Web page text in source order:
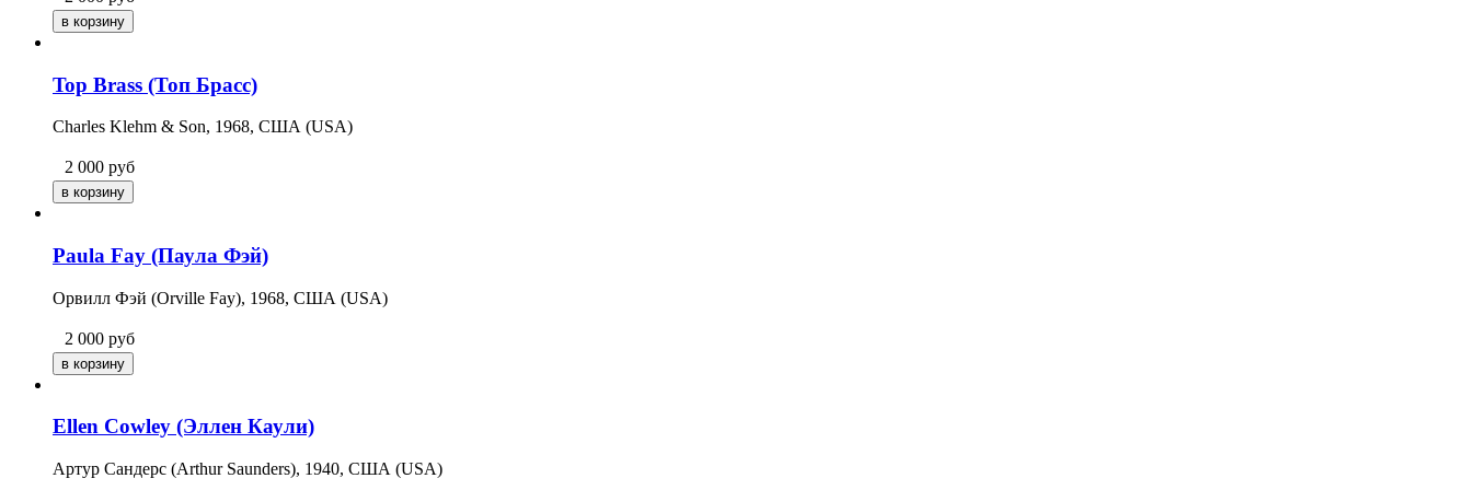
Top Brass (Топ Брасс)
Charles Klehm & Son, 1968, США (USA)
2 000 руб
Paula Fay (Паула Фэй)
Орвилл Фэй (Orville Fay), 1968, США (USA)
2 000 руб
Ellen Cowley (Эллен Каули)
Артур Сандерс (Arthur Saunders), 1940, США (USA)